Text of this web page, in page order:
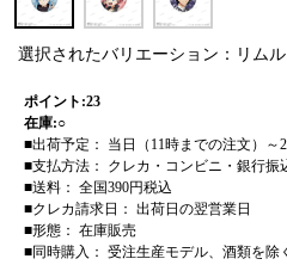
選択されたバリエーション：リムル
ポイント:23
在庫:○
■出荷予定： 当日（11時までの注文）～
■支払方法： クレカ・コンビニ・銀行振
■送料： 全国390円税込
■クレカ請求日： 出荷日の翌営業日
■形態： 在庫販売
■同時購入： 受注生産モデル、酒類を除